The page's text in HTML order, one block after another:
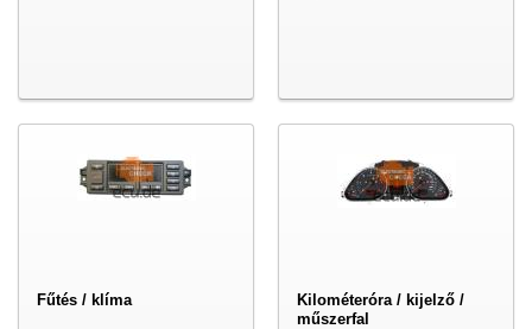
Fűtés / klíma
Kilométeróra / kijelző /
műszerfal